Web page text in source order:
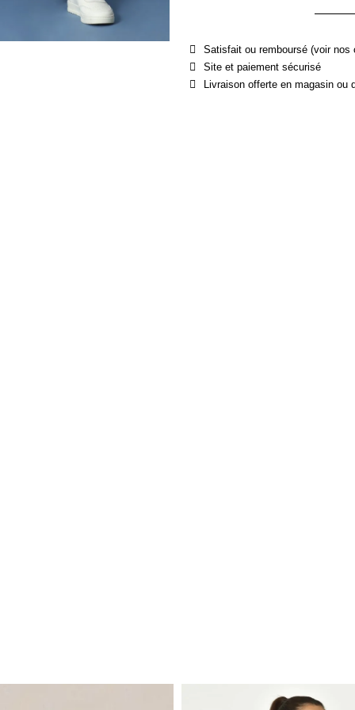
Satisfait ou remboursé (voir nos
Site et paiement sécurisé
Livraison offerte en magasin ou